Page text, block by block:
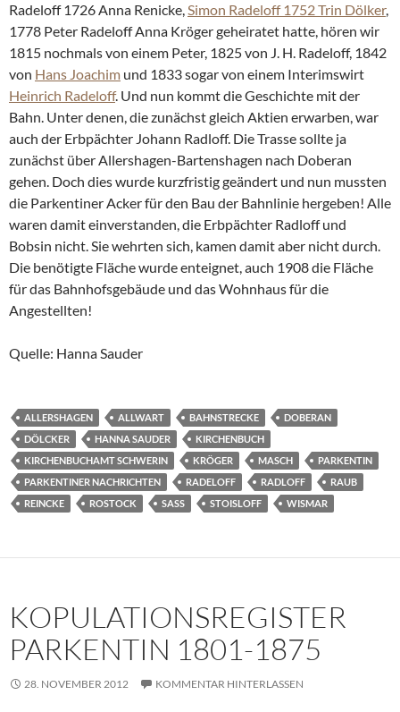
Radeloff 1726 Anna Renicke,Simon Radeloff 1752 Trin Dölker,
1778 Peter Radeloff Anna Kröger geheiratet hatte, hören wir
1815 nochmals von einem Peter, 1825 von J. H. Radeloff, 1842
von Hans Joachim und 1833 sogar von einem Interimswirt
Heinrich Radeloff. Und nun kommt die Geschichte mit der
Bahn. Unter denen, die zunächst gleich Aktien erwarben, war
auch der Erbpächter Johann Radloff. Die Trasse sollte ja
zunächst über Allershagen-Bartenshagen nach Doberan
gehen. Doch dies wurde kurzfristig geändert und nun mussten
die Parkentiner Acker für den Bau der Bahnlinie hergeben! Alle
waren damit einverstanden, die Erbpächter Radloff und
Bobsin nicht. Sie wehrten sich, kamen damit aber nicht durch.
Die benötigte Fläche wurde enteignet, auch 1908 die Fläche
für das Bahnhofsgebäude und das Wohnhaus für die
Angestellten!
Quelle: Hanna Sauder
ALLERSHAGEN ALLWART BAHNSTRECKE
DOBERAN
DÖLCKER
HANNA SAUDER
KIRCHENBUCH
KIRCHENBUCHAMT SCHWERIN
KRÖGER MASCH
PARKENTIN
PARKENTINER NACHRICHTEN
RADELOFF RADLOFF
RAUB
REINCKE
ROSTOCK SASS STOISLOFF WISMAR
KOPULATIONSREGISTER
PARKENTIN 1801-1875
28. NOVEMBER 2012 KOMMENTAR HINTERLASSEN